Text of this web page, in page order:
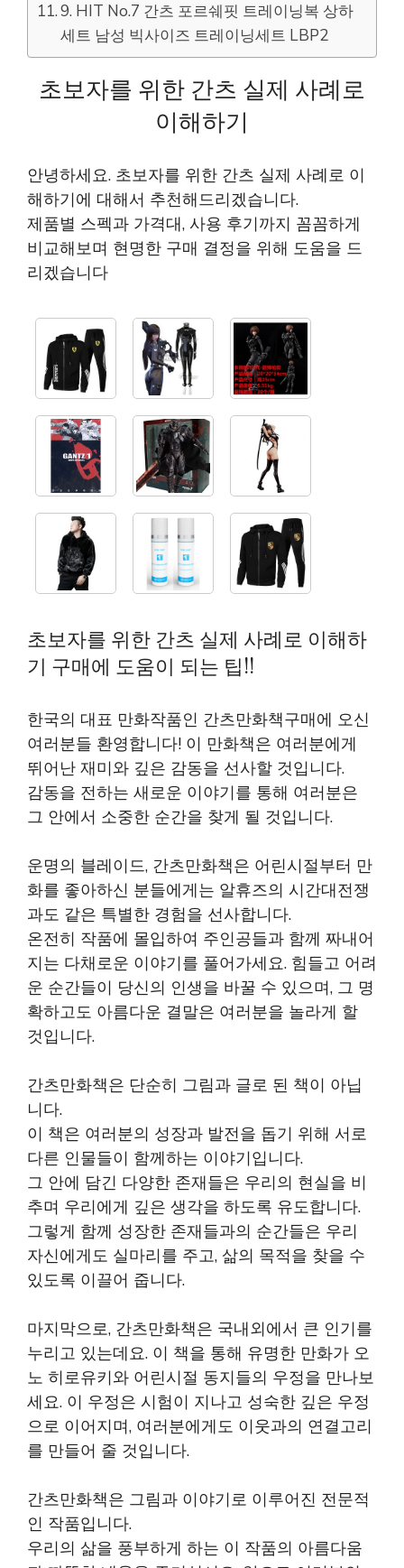
9. HIT No.7 간츠 포르쉐핏 트레이닝복 상하
세트 남성 빅사이즈 트레이닝세트 LBP2
초보자를 위한 간츠 실제 사례로
이해하기
안녕하세요. 초보자를 위한 간츠 실제 사례로 이
해하기에 대해서 추천해드리겠습니다.
제품별 스펙과 가격대, 사용 후기까지 꼼꼼하게
비교해보며 현명한 구매 결정을 위해 도움을 드
리겠습니다
초보자를 위한 간츠 실제 사례로 이해하
기 구매에 도움이 되는 팁!!
한국의 대표 만화작품인 간츠만화책구매에 오신
여러분들 환영합니다! 이 만화책은 여러분에게
뛰어난 재미와 깊은 감동을 선사할 것입니다.
감동을 전하는 새로운 이야기를 통해 여러분은
그 안에서 소중한 순간을 찾게 될 것입니다.
운명의 블레이드, 간츠만화책은 어린시절부터 만
화를 좋아하신 분들에게는 알휴즈의 시간대전쟁
과도 같은 특별한 경험을 선사합니다.
온전히 작품에 몰입하여 주인공들과 함께 짜내어
지는 다채로운 이야기를 풀어가세요. 힘들고 어려
운 순간들이 당신의 인생을 바꿀 수 있으며, 그 명
확하고도 아름다운 결말은 여러분을 놀라게 할
것입니다.
간츠만화책은 단순히 그림과 글로 된 책이 아닙
니다.
이 책은 여러분의 성장과 발전을 돕기 위해 서로
다른 인물들이 함께하는 이야기입니다.
그 안에 담긴 다양한 존재들은 우리의 현실을 비
추며 우리에게 깊은 생각을 하도록 유도합니다.
그렇게 함께 성장한 존재들과의 순간들은 우리
자신에게도 실마리를 주고, 삶의 목적을 찾을 수
있도록 이끌어 줍니다.
마지막으로, 간츠만화책은 국내외에서 큰 인기를
누리고 있는데요. 이 책을 통해 유명한 만화가 오
노 히로유키와 어린시절 동지들의 우정을 만나보
세요. 이 우정은 시험이 지나고 성숙한 깊은 우정
으로 이어지며, 여러분에게도 이웃과의 연결고리
를 만들어 줄 것입니다.
간츠만화책은 그림과 이야기로 이루어진 전문적
인 작품입니다.
우리의 삶을 풍부하게 하는 이 작품의 아름다움